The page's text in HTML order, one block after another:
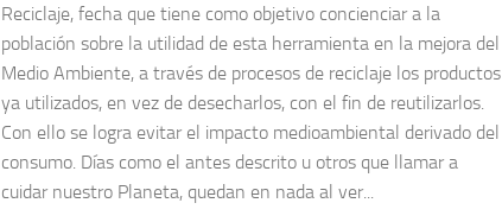
Reciclaje, fecha que tiene como objetivo concienciar a la
población sobre la utilidad de esta herramienta en la mejora del
Medio Ambiente, a través de procesos de reciclaje los productos
ya utilizados, en vez de desecharlos, con el fin de reutilizarlos.
Con ello se logra evitar el impacto medioambiental derivado del
consumo. Días como el antes descrito u otros que llamar a
cuidar nuestro Planeta, quedan en nada al ver...